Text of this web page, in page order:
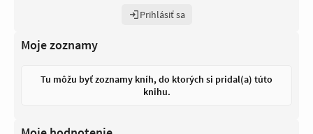
Prihlásiť sa
Moje zoznamy
Tu môžu byť zoznamy kníh, do ktorých si pridal(a) túto
knihu.